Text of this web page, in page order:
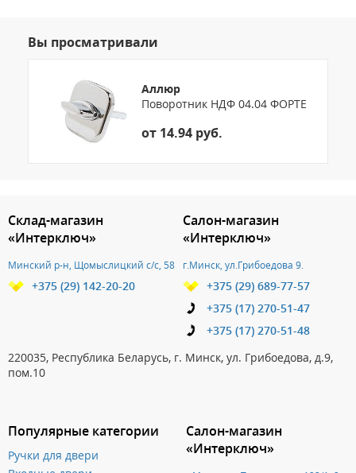
Вы просматривали
Аллюр
Поворотник НДФ 04.04 ФОРТЕ
от 14.94 руб.
Популярные категории
Ручки для двери
Склад-магазин
«Интерключ»
Минский р-н, Щомыслицкий с/с, 58
+375 (29) 142-20-20
Салон-магазин
«Интерключ»
г.Минск, ул.Грибоедова 9.
+375 (29) 689-77-57
+375 (17) 270-51-47
+375 (17) 270-51-48
220035, Республика Беларусь, г. Минск, ул. Грибоедова, д.9,
пом.10
Салон-магазин
«Интерключ»